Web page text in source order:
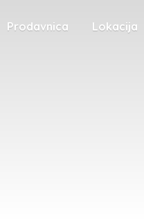
Prodavnica Lokacija